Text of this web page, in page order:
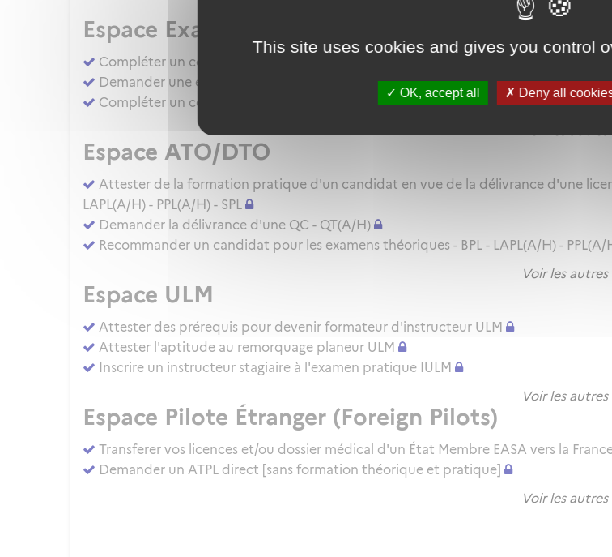
This site uses cookies and gives you control
OK, accept all Deny all
Voir les autres
Espace Examinateur
Compléter un compte rendu d'épreuve d'aptitude pratique - BPL - LAPL(A/H) -
Demander une évaluation de compétence TRE(A) MP ou SFE(A) MP
Compléter un compte rendu d'épreuve d'aptitude pratique - CPL(A/H) - IR - BIR
Espace ATO/DTO
Attester de la formation pratique d'un candidat en vue de la délivrance d'une
LAPL(A/H) - PPL(A/H) - SPL
Demander la délivrance d'une QC - QT(A/H)
Recommander un candidat pour les examens théoriques - BPL - LAPL(A/H) - PPL(A/
Voir les
Espace ULM
Attester des prérequis pour devenir formateur d'instructeur ULM
Attester l'aptitude au remorquage planeur ULM
Inscrire un instructeur stagiaire à l'examen pratique IULM
Voir les
Espace Pilote Étranger (Foreign Pilots)
Transferer vos licences et/ou dossier médical d'un État Membre EASA vers la
Demander un ATPL direct [sans formation théorique et pratique]
Voir les